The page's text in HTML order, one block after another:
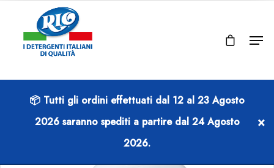
📦 Tutti gli ordini effettuati dal 12 al 23 Agosto
2026saranno spediti a partire dal 24 Agosto
2026.
×